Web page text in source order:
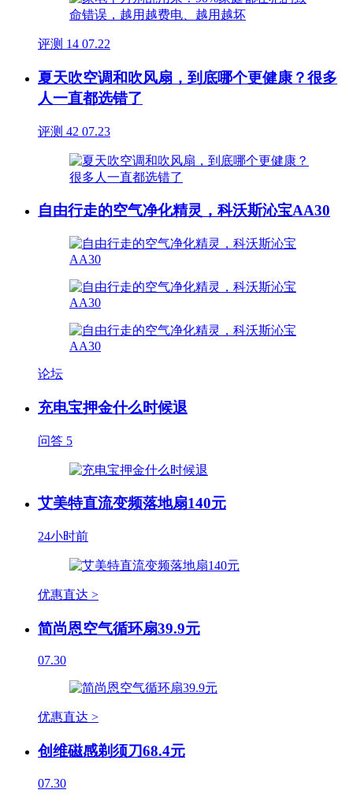
评测 14 07.22
夏天吹空调和吹风扇，到底哪个更健康？很多
人一直都选错了
评测 42 07.23
自由行走的空气净化精灵，科沃斯沁宝AA30
论坛
充电宝押金什么时候退
问答 5
艾美特直流变频落地扇140元
24小时前
优惠直达 >
简尚恩空气循环扇39.9元
07.30
优惠直达 >
创维磁感剃须刀68.4元
07.30